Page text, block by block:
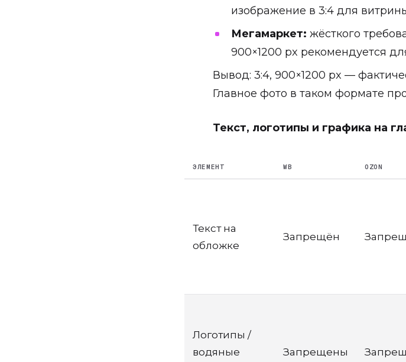
изображение в 3:4 для
Мегамаркет: жёсткого
900×1200 px рекомендуется
Вывод: 3:4, 900×1200 px —
Главное фото в таком формате
Текст, логотипы и графика на
ЭЛЕМЕНТ WB OZON
Текст на
обложке
Запрещён
Логотипы /
водяные
Запрещены